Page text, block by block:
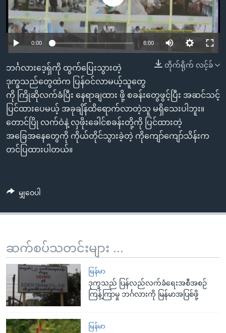
စာမျက်နှာ
သို့
ကျော်
ကြည့်
ရန်
နေရာ
သို့
ဗွီအိုအေ လူမှုကွန်ယက်များ
ဘာသာစကားများ
0:00 6:00
တိုက်ရိုက် လင့်ခ်
ဘင်္ဂလားဒေ့ရှ်ကို ထွက်ပြေးသွားတဲ့
ဒုက္ခသည်တွေထဲက ပြန်ဝင်လာမယ့်သူတွေ
ကို ကြိုဆိုလက်ခံပြီး နေရာချထား ဖို့ စခန်းတွေဖွင့်ပြီး အဆင်သင့်
ပြင်ထားပေမယ့် အခုချိန်ထိရောက်လာတဲ့သူ မရှိသေးပါဘူး။
တောင်ပြို လက်ဝဲနဲ့ လှဖိုးခေါင်စခန်းတို့ကို ပြင်ထားတဲ့
အခြေအနေတွေကို ကိုယ်တိုင်သွားခဲ့တဲ့ ကိုကျော်ကျော်သိန်းက
တင်ပြထားပါတယ်။
မျှဝေပါ
ဆက်စပ်သတင်းများ ...
မြန်မာ
ဒုက္ခသည် ပြန်လည်လက်ခံရေးအစီအစဉ်
ကြန့်ကြာမှု ဘင်္ဂလားကို မြန်မာအပြစ်ဖို့
မြန်မာ